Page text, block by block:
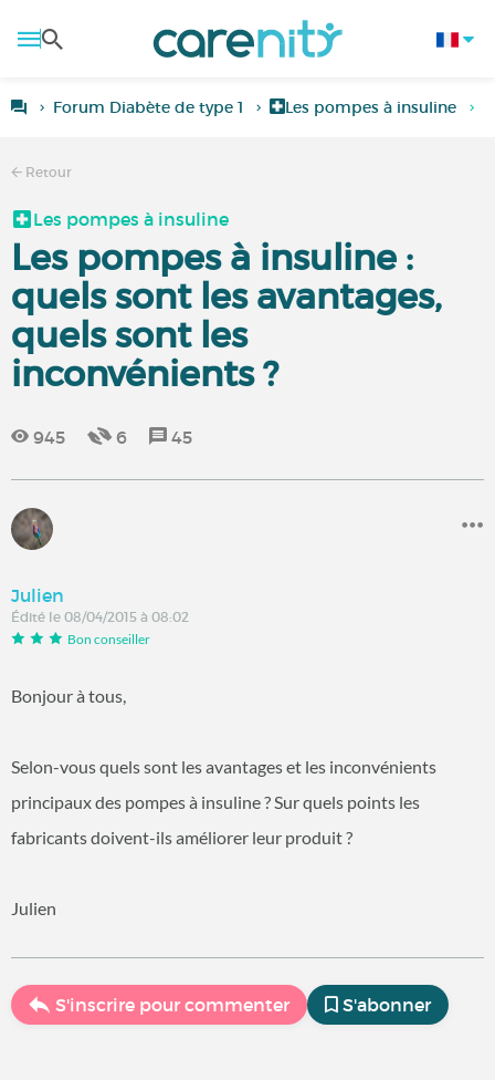
Forum Diabète de type 1 Les pompes à insuline
Retour
Les pompes à insuline
Les pompes à insuline :
quels sont les avantages,
quels sont les
inconvénients ?
945 6 45
Julien
Édité le 08/04/2015 à 08:02
Bon conseiller
Bonjour à tous,
Selon-vous quels sont les avantages et les inconvénients
principaux des pompes à insuline ? Sur quels points les
fabricants doivent-ils améliorer leur produit ?
Julien
S'inscrire pour commenter S'abonner